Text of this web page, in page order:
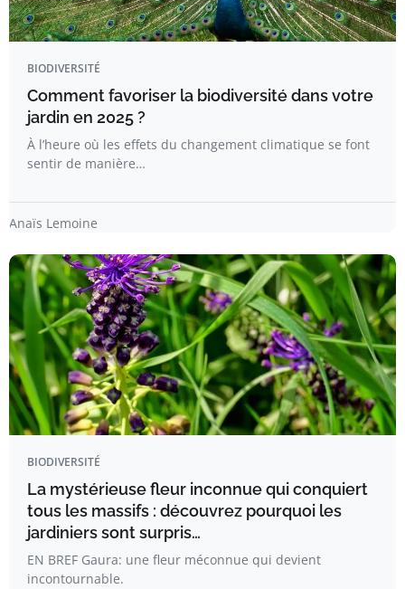
BIODIVERSITÉ
Comment favoriser la biodiversité dans votre
jardin en 2025 ?
À l’heure où les effets du changement climatique se font
sentir de manière…
Anaïs Lemoine
BIODIVERSITÉ
La mystérieuse fleur inconnue qui conquiert
tous les massifs : découvrez pourquoi les
jardiniers sont surpris…
EN BREF Gaura: une fleur méconnue qui devient
incontournable.